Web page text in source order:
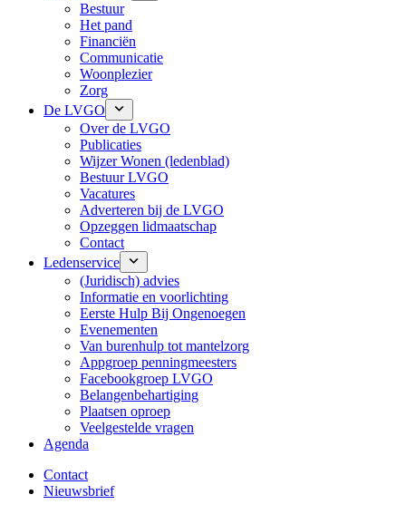
Bestuur
Het pand
Financiën
Communicatie
Woonplezier
Zorg
De LVGO
Over de LVGO
Publicaties
Wijzer Wonen (ledenblad)
Bestuur LVGO
Vacatures
Adverteren bij de LVGO
Opzeggen lidmaatschap
Contact
Ledenservice
(Juridisch) advies
Informatie en voorlichting
Eerste Hulp Bij Ongenoegen
Evenementen
Van burenhulp tot mantelzorg
Appgroep penningmeesters
Facebookgroep LVGO
Belangenbehartiging
Plaatsen oproep
Veelgestelde vragen
Agenda
Contact
Nieuwsbrief